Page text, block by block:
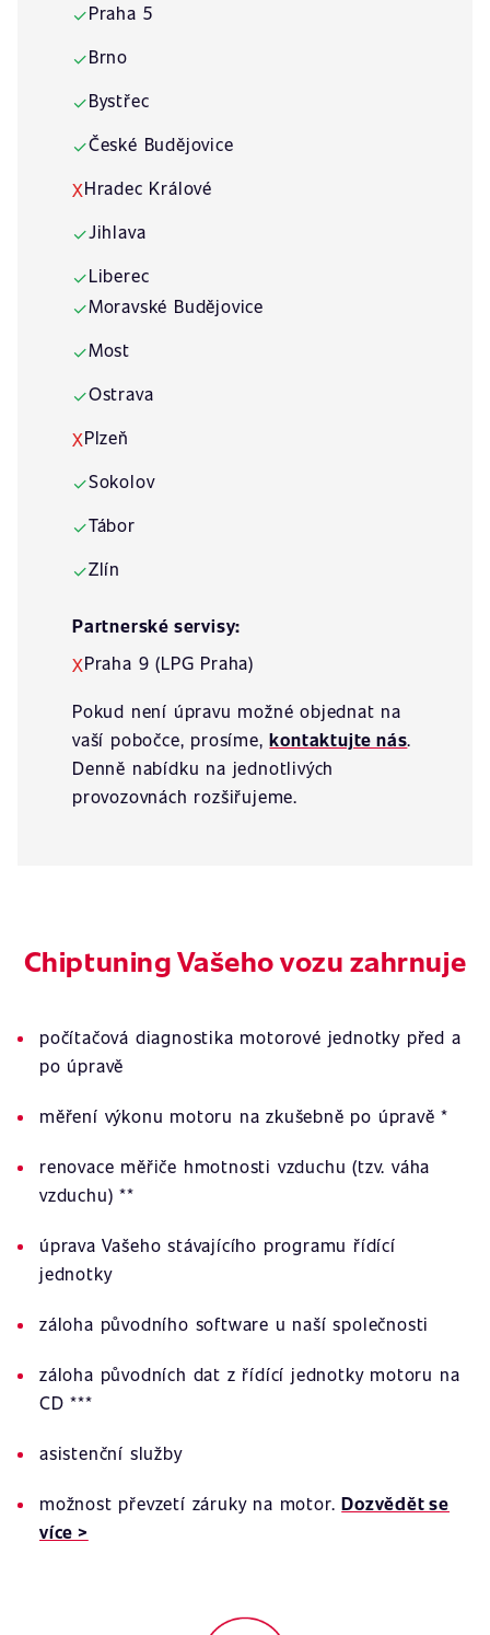
✓Praha 5
✓Brno
✓Bystřec
✓České Budějovice
XHradec Králové
✓Jihlava
✓Liberec
✓Moravské Budějovice
✓Most
✓Ostrava
XPlzeň
✓Sokolov
✓Tábor
✓Zlín
Partnerské servisy:
XPraha 9 (LPG Praha)
Pokud není úpravu možné objednat na
vaší pobočce, prosíme,kontaktujte nás.
Denně nabídku na jednotlivých
provozovnách rozšiřujeme.
Chiptuning Vašeho vozu zahrnuje
počítačová diagnostika motorové jednotky před a
po úpravě
měření výkonu motoru na zkušebně po úpravě *
renovace měřiče hmotnosti vzduchu (tzv. váha
vzduchu) **
úprava Vašeho stávajícího programu řídící
jednotky
záloha původního software u naší společnosti
záloha původních dat z řídící jednotky motoru na
CD ***
asistenční služby
možnost převzetí záruky na motor.Dozvědět se
více >